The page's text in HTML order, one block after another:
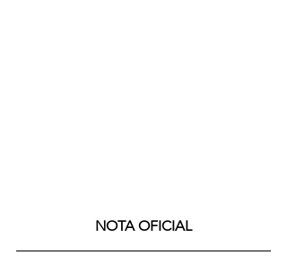
NOTA OFICIAL